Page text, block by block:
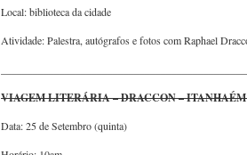
Local: biblioteca da cidade
Atividade: Palestra, autógrafos e fotos com Raphael
VIAGEM LITERÁRIA – DRACCON – ITANHAÉM
Data: 25 de Setembro (quinta)